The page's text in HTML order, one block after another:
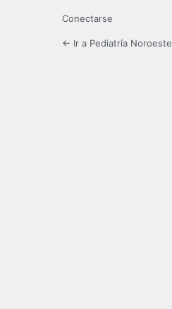
Conectarse
← Ir a Pediatría Noroeste